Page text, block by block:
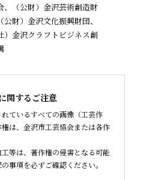
（公財）金沢芸術創造財
公財）金沢文化振興財団、
）金沢クラフトビジネス創
関するご注意
ているすべての画像（工芸作
は、金沢市工芸協会または各作
等は、著作権の侵害となる可能
事項を必ずご確認ください。